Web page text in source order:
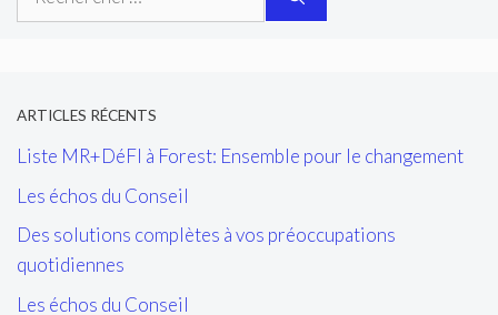
ARTICLES RÉCENTS
Liste MR+DéFI à Forest: Ensemble pour le changement
Les échos du Conseil
Des solutions complètes à vos préoccupations
quotidiennes
Les échos du Conseil